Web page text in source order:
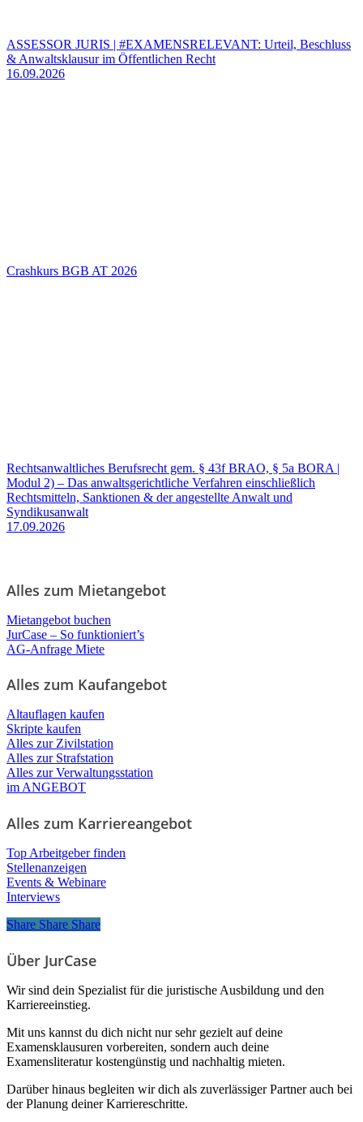
ASSESSOR JURIS | #EXAMENSRELEVANT: Urteil, Beschluss
& Anwaltsklausur im Öffentlichen Recht
16.09.2026
Crashkurs BGB AT 2026
Rechtsanwaltliches Berufsrecht gem. § 43f BRAO, § 5a BORA |
Modul 2) – Das anwaltsgerichtliche Verfahren einschließlich
Rechtsmitteln, Sanktionen & der angestellte Anwalt und
Syndikusanwalt
17.09.2026
Alles zum Mietangebot
Mietangebot buchen
JurCase – So funktioniert’s
AG-Anfrage Miete
Alles zum Kaufangebot
Altauflagen kaufen
Skripte kaufen
Alles zur Zivilstation
Alles zur Strafstation
Alles zur Verwaltungsstation
im ANGEBOT
Alles zum Karriereangebot
Top Arbeitgeber finden
Stellenanzeigen
Events & Webinare
Interviews
Share
Share Share Share
Über JurCase
Wir sind dein Spezialist für die juristische Ausbildung und den
Karriereeinstieg.
Mit uns kannst du dich nicht nur sehr gezielt auf deine
Examensklausuren vorbereiten, sondern auch deine
Examensliteratur kostengünstig und nachhaltig mieten.
Darüber hinaus begleiten wir dich als zuverlässiger Partner auch bei
der Planung deiner Karriereschritte.